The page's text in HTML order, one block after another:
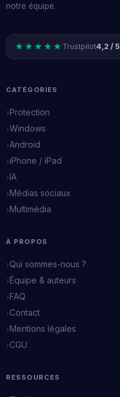
notre équipe.
★★★★★ Trustpilot4,2 / 5
CATÉGORIES
Protection
Windows
Android
iPhone / iPad
IA
Médias sociaux
Multimédia
À PROPOS
Qui sommes-nous ?
Équipe & auteurs
FAQ
Contact
Mentions légales
CGU
RESSOURCES